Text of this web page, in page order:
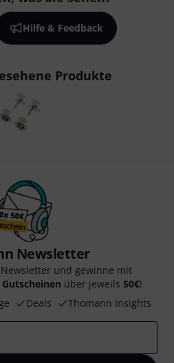
Hilfe & Feedback
Produkte
Newsletter
und gewinne mit
Gutscheinen über jeweils 50€!
Deals Thomann Insights